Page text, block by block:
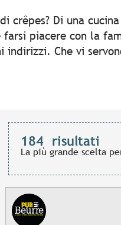
crêpes? Di una
farsi piacere con la
indirizzi. Che vi
184 risultati
La più grande scelta